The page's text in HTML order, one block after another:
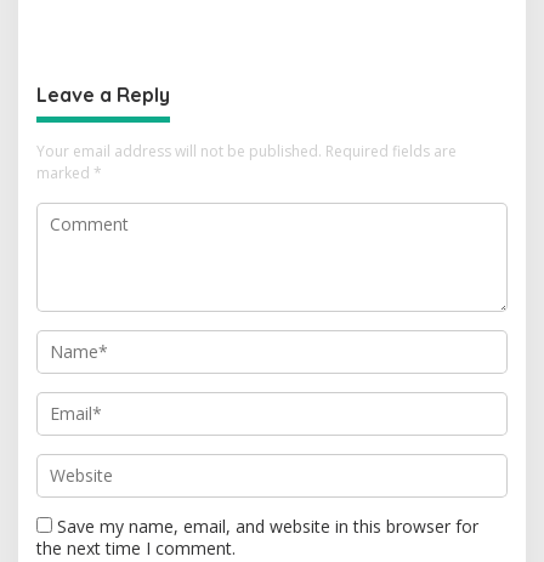
Leave a Reply
Your email address will not be published. Required fields are
marked *
Save my name, email, and website in this browser for
the next time I comment.